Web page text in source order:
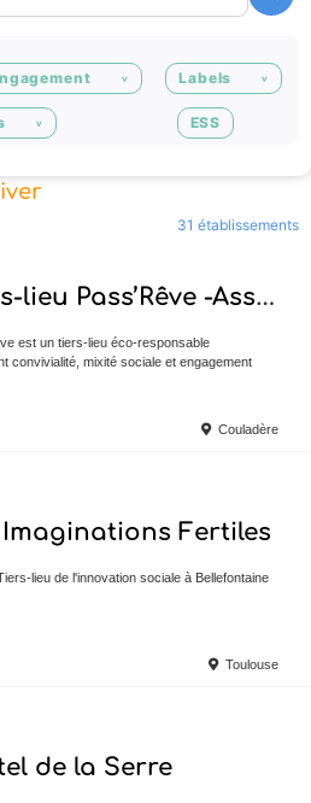
Labels
ESS
31 établissements
Tiers-lieu Pass’Rêve -Association Terra Flor
est un tiers-lieu éco-responsable
convivialité, mixité sociale et engagement
Couladère
Imaginations Fertiles
lieu de l'innovation sociale à Bellefontaine
Toulouse
de la Serre